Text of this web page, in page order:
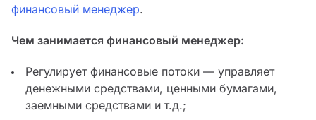
финансовый менеджер.
Чем занимается финансовый менеджер:
Регулирует финансовые потоки — управляет
денежными средствами, ценными бумагами,
заемными средствами и т.д.;